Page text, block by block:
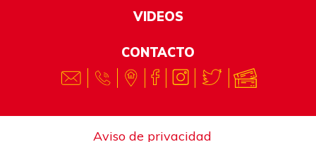
VIDEOS
CONTACTO
Aviso de privacidad